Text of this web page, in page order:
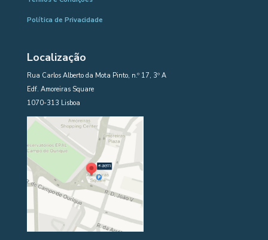
Política de Privacidade
Localização
Rua Carlos Alberto da Mota Pinto, n.º 17, 3º A
Edf. Amoreiras Square
1070-313 Lisboa